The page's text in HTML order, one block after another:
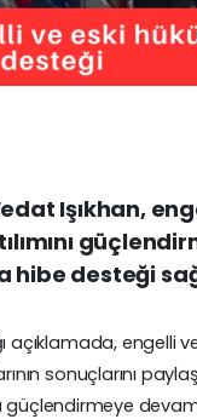
Işıkhan,
desteği
açıklamada, engelli
sonuçlarını
güçlendirmeye